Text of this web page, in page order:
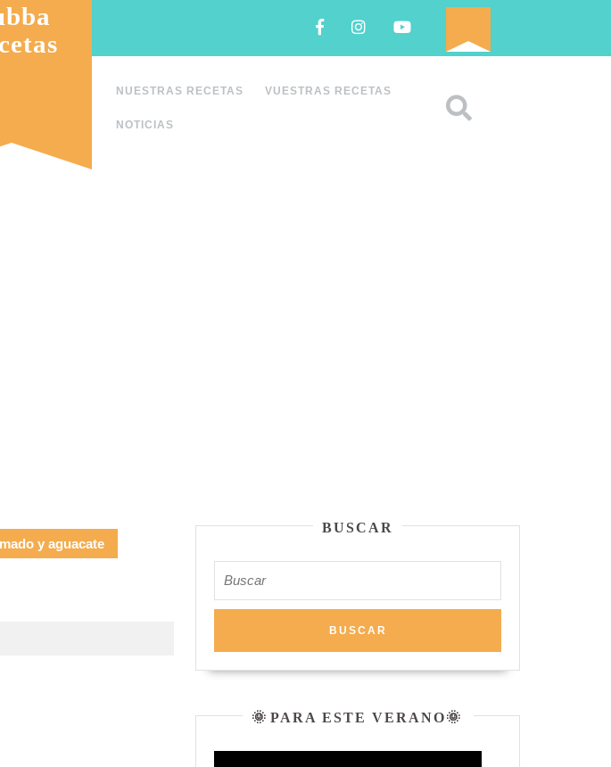
FacebookInstagram
NUESTRAS RECETAS VUESTRAS RECETAS
NOTICIAS
y aguacate
BUSCAR
🌞 PARA ESTE VERANO🌞